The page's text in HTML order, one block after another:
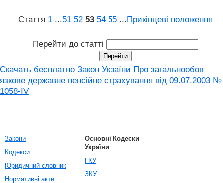
Стаття 1 ...51 52 53 54 55 ...Прикінцеві положення
Перейти до статті
Скачать бесплатно Закон України Про загальнообов
язкове державне пенсійне страхування від 09.07.2003 №
1058-IV
Закони
Кодекси
Юридичний словник
Нормативні акти
Основні Кодески
України
ГКУ
ЗКУ